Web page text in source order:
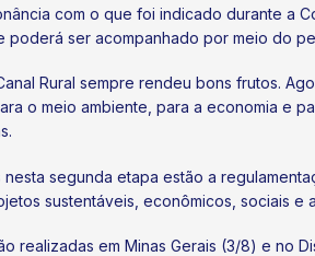
com o que foi indicado durante a
poderá ser acompanhado por meio do
Rural sempre rendeu bons frutos.
o meio ambiente, para a economia e
segunda etapa estão a
sustentáveis, econômicos, sociais
realizadas em Minas Gerais (3/8) e no